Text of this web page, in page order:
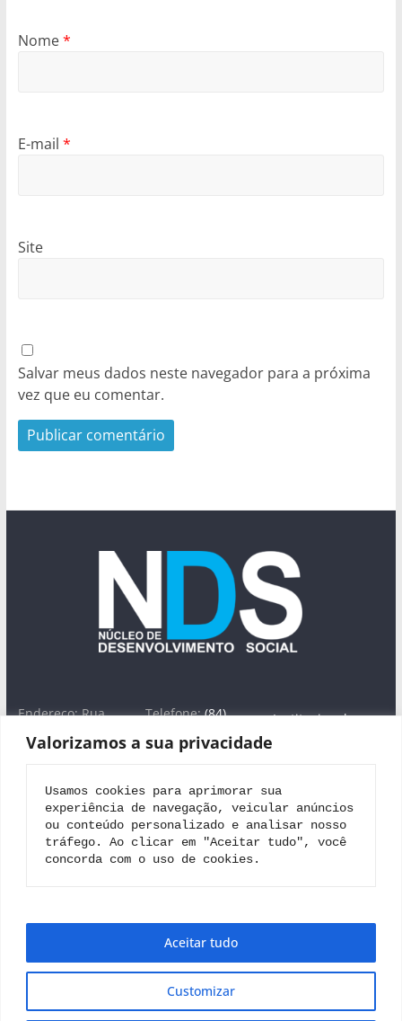
Valorizamos a sua privacidade
Usamos cookies para aprimorar sua
experiência de navegação, veicular anúncios
ou conteúdo personalizado e analisar nosso
tráfego. Ao clicar em "Aceitar tudo", você
concorda com o uso de cookies.
Customizar
Aceitar tudo
Nome*
E-mail *
Site
Salvar meus dados neste navegador para a próxima
vez que eu comentar.
Endereço: Rua
1420 -Lagoa Seca,
Telefone:(84)
WhatsApp: (84)
mail:nucon@uol.
com.br
Institucional
Jerusalém
Editais
Parceiros
Núcleo de Desenvolvimento Social
os direitos reservados.